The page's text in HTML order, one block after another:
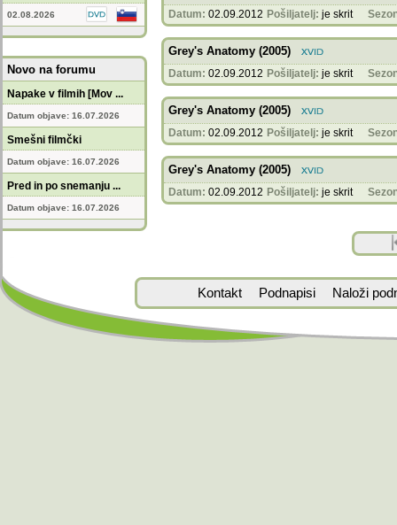
02.08.2026
Novo na forumu
Napake v filmih [Mov ...
Datum objave: 16.07.2026
Smešni filmčki
Datum objave: 16.07.2026
Pred in po snemanju ...
Datum objave: 16.07.2026
Datum: 02.09.2012 Pošiljatelj: je skrit
Grey's Anatomy (2005)
Datum: 02.09.2012 Pošiljatelj: je skrit
Grey's Anatomy (2005)
Datum: 02.09.2012 Pošiljatelj: je skrit
Grey's Anatomy (2005)
Datum: 02.09.2012 Pošiljatelj: je skrit
Kontakt Podnapisi Naloži